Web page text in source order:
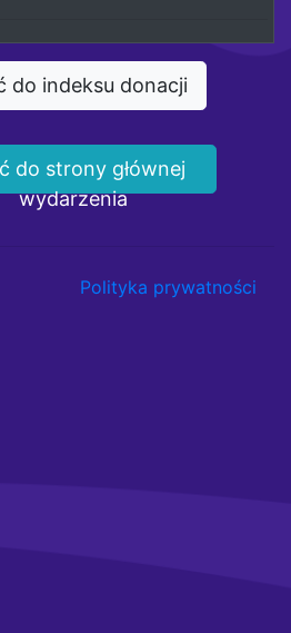
do indeksu donacji
do strony głównej
wydarzenia
Polityka prywatności